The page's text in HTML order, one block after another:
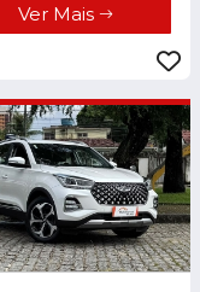
Ver Mais